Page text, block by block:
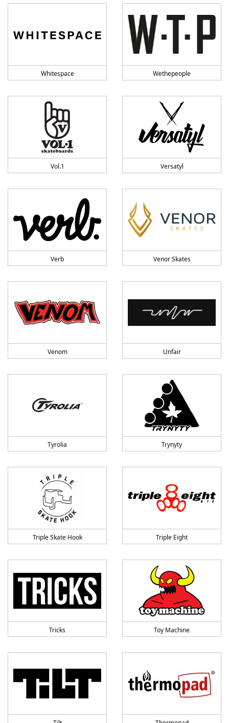
Whitespace Wethepeople
Vol.1 Versatyl
Verb Venor Skates
Venom Unfair
Tyrolia Trynyty
Triple Skate Hook Triple Eight
Tricks Toy Machine